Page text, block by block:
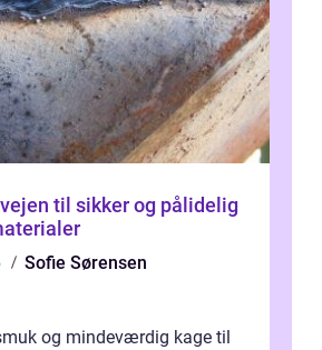
til sikker og pålidelig
Sofie Sørensen
og mindeværdig kage til